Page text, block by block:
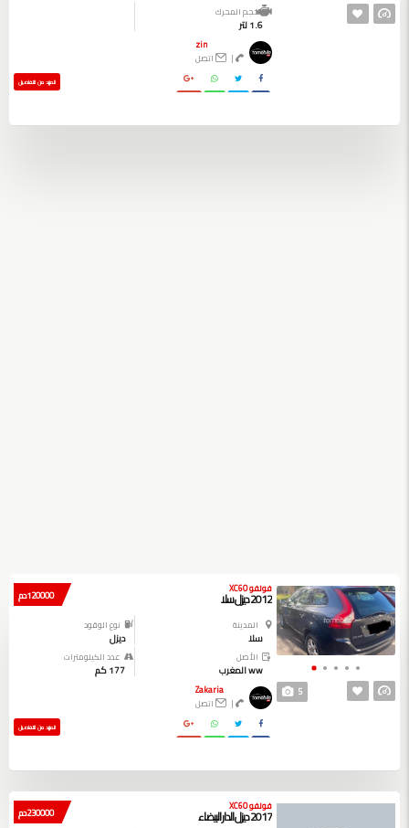
حجم المحرك
1.6 لتر
zin
|
اتصل
المزيد من التفاصيل
5
120000 دم فولفو XC60
2012 ديزل سلا
المدينة
سلا
نوع الوقود
ديزل
الأصل
ww المغرب
عدد الكيلومترات
177 كم
Zakaria
|
اتصل
المزيد من التفاصيل
230000 دم فولفو XC60
2017 ديزل الدار البيضاء